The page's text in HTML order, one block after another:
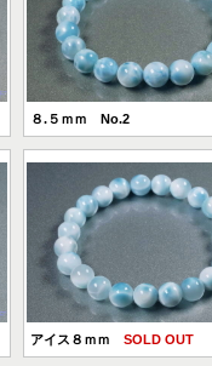
８.５ｍｍ No.2
アイス８ｍｍ SOLD OUT